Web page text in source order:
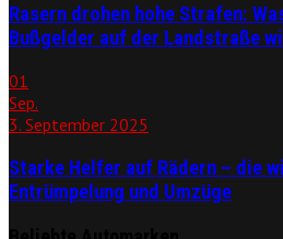
Rasern drohen hohe Strafen:
Bußgelder auf der Landstraße
01
Sep.
3. September 2025
Starke Helfer auf Rädern – die
Entrümpelung und Umzüge